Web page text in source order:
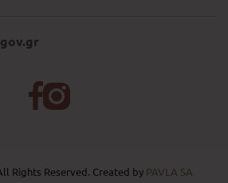
Rights Reserved. Created by PAVLA SA